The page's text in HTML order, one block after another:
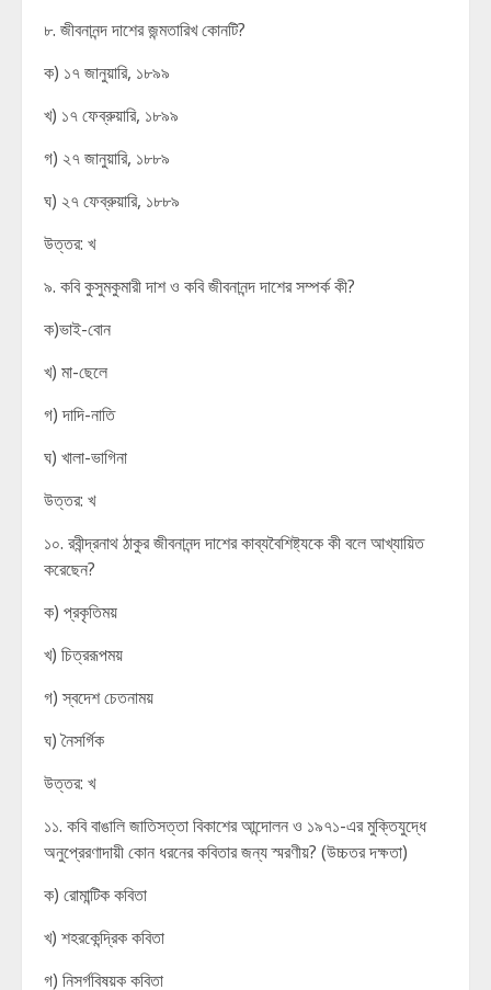
৮. জীবনানন্দ দাশের জন্মতারিখ কোনটি?
ক) ১৭ জানুয়ারি, ১৮৯৯
খ) ১৭ ফেব্রুয়ারি, ১৮৯৯
গ) ২৭ জানুয়ারি, ১৮৮৯
ঘ) ২৭ ফেব্রুয়ারি, ১৮৮৯
উত্তর: খ
৯. কবি কুসুমকুমারী দাশ ও কবি জীবনানন্দ দাশের সম্পর্ক কী?
ক)ভাই-বোন
খ) মা-ছেলে
গ) দাদি-নাতি
ঘ) খালা-ভাগিনা
উত্তর: খ
১০. রবীন্দ্রনাথ ঠাকুর জীবনানন্দ দাশের কাব্যবৈশিষ্ট্যকে কী বলে আখ্যায়িত
করেছেন?
ক) প্রকৃতিময়
খ) চিত্ররূপময়
গ) স্বদেশ চেতনাময়
ঘ) নৈসর্গিক
উত্তর: খ
১১. কবি বাঙালি জাতিসত্তা বিকাশের আন্দোলন ও ১৯৭১-এর মুক্তিযুদ্ধে
অনুপ্রেরণাদায়ী কোন ধরনের কবিতার জন্য স্মরণীয়? (উচ্চতর দক্ষতা)
ক) রোমান্টিক কবিতা
খ) শহরকেন্দ্রিক কবিতা
গ) নিসর্গবিষয়ক কবিতা